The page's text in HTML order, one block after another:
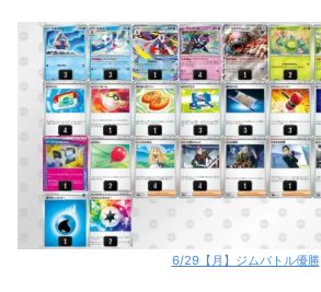
6/29【月】ジムバトル優勝